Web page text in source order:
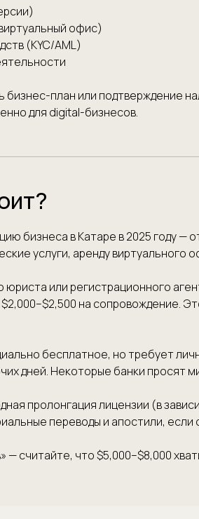
офис)
(KYC/AML)
бизнес-план или подтверждение
для digital-бизнесов.
бизнеса в Катаре в 2025 году —
услуги, аренду виртуального
или регистрационного
на сопровождение.
бесплатное, но требует
дней. Некоторые банки просят
пролонгация лицензии (в
переводы и апостили, если
— считайте, что $5,000–$8,000